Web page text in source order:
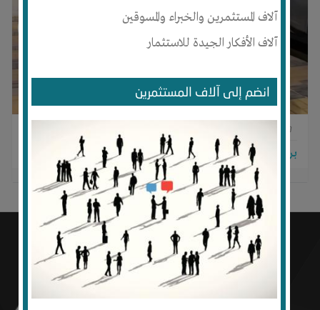
آلاف المستثمرين والخبراء والمسوقين
آلاف الأفكار الجيدة للاستثمار
انضم إلى آلاف المستثمرين
برجاء تسجيل الدخول للتواصل!